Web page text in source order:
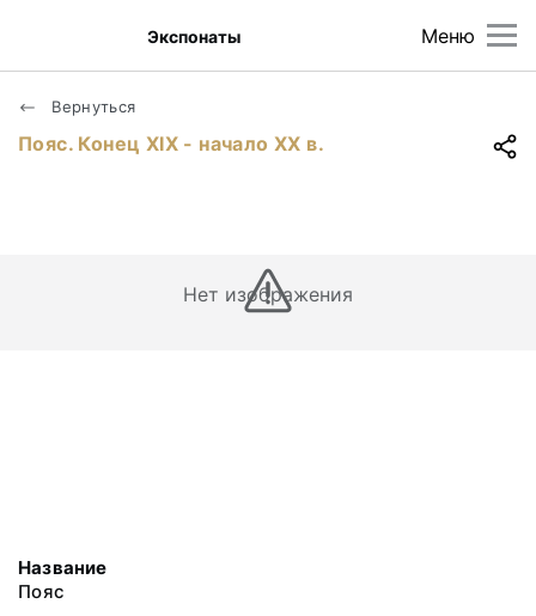
Меню
Экспонаты
Вернуться
Пояс. Конец ХIХ - начало ХХ в.
Нет изображения
Название
Пояс